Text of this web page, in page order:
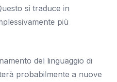
si traduce in
più
del linguaggio di
probabilmente a nuove